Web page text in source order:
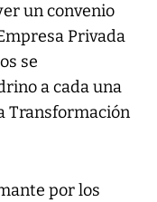
un convenio
Privada
se
a cada una
Transformación
por los